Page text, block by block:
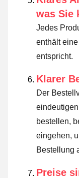
was Sie
Jedes
enthält
entspricht.
Klarer
Der
bestellen,
eingehen,
Bestellung
Preise